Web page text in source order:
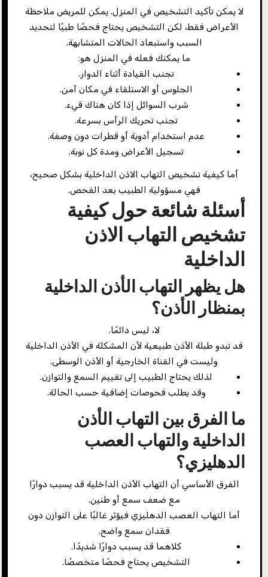
لا يمكن تأكيد التشخيص في المنزل. يمكن للمريض ملاحظة
الأعراض فقط، لكن التشخيص يحتاج فحصًا طبيًا لتحديد
السبب واستبعاد الحالات المتشابهة.
ما يمكنك فعله في المنزل هو:
تجنب القيادة أثناء الدوار.
الجلوس أو الاستلقاء في مكان آمن.
شرب السوائل إذا كان هناك قيء.
تجنب تحريك الرأس بسرعة.
عدم استخدام أدوية أو قطرات دون وصفة.
تسجيل الأعراض ومدة كل نوبة.
أما كيفية تشخيص التهاب الاذن الداخلية بشكل صحيح،
فهي مسؤولية الطبيب بعد الفحص.
أسئلة شائعة حول كيفية
تشخيص التهاب الاذن
الداخلية
هل يظهر التهاب الأذن الداخلية
بمنظار الأذن؟
لا، ليس دائمًا.
قد تبدو طبلة الأذن طبيعية لأن المشكلة في الأذن الداخلية
وليست في القناة الخارجية أو الأذن الوسطى.
لذلك يحتاج الطبيب إلى تقييم السمع والتوازن.
وقد يطلب فحوصات إضافية حسب الحالة.
ما الفرق بين التهاب الأذن
الداخلية والتهاب العصب
الدهليزي؟
الفرق الأساسي أن التهاب الأذن الداخلية قد يسبب دوارًا
مع ضعف سمع أو طنين.
أما التهاب العصب الدهليزي فيؤثر غالبًا على التوازن دون
فقدان سمع واضح.
كلاهما قد يسبب دوارًا شديدًا.
التشخيص يحتاج فحصًا متخصصًا.